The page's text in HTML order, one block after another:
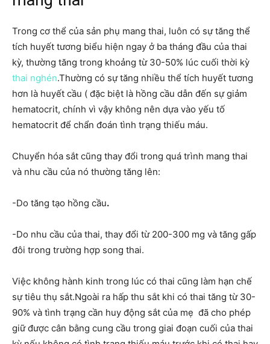
Trong cơ thể của sản phụ mang thai, luôn có sự tăng thể
tích huyết tương biểu hiện ngay ở ba tháng đầu của thai
kỳ, thường tăng trong khoảng từ 30-50% lúc cuối thời kỳ
thai nghén.Thường có sự tăng nhiều thể tích huyết tương
hơn là huyết cầu ( đặc biệt là hồng cầu dẫn đến sự giảm
hematocrit, chính vì vậy không nên dựa vào yếu tố
hematocrit để chẩn đoán tình trạng thiếu máu.
Chuyển hóa sắt cũng thay đổi trong quá trình mang thai
và nhu cầu của nó thường tăng lên:
-Do tăng tạo hồng cầu.
-Do nhu cầu của thai, thay đổi từ 200-300 mg và tăng gấp
đôi trong trường hợp song thai.
Việc không hành kinh trong lúc có thai cũng làm hạn chế
sự tiêu thụ sắt.Ngoài ra hấp thu sắt khi có thai tăng từ 30-
90% và tình trạng cần huy động sắt của mẹ đã cho phép
giữ được cân bằng cung cầu trong giai đoạn cuối của thai